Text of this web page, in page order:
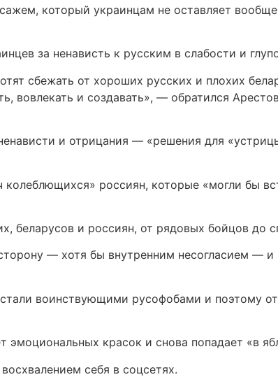
который украинцам не оставляет
за ненависть к русским в слабости и
сбежать от хороших русских и плохих
вовлекать и создавать», — обратился
и отрицания — «решения для
россиян, которые «могли бы
беларусов и россиян, от рядовых бойцов до
— хотя бы внутренним несогласием —
воинствующими русофобами и поэтому
красок и снова попадает «в
себя в соцсетях.